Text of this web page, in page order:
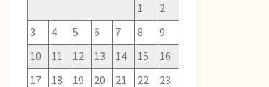
1
2
3
4 5 6 7 8
9
10
11 12 13 14 15
16
17
18 19 20 21 22
23